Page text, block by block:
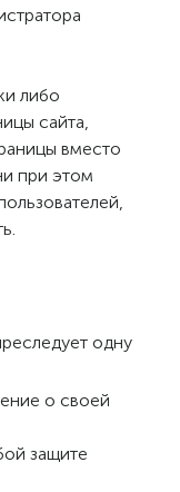
либо
сайта,
вместо
при этом
одну
о своей
защите